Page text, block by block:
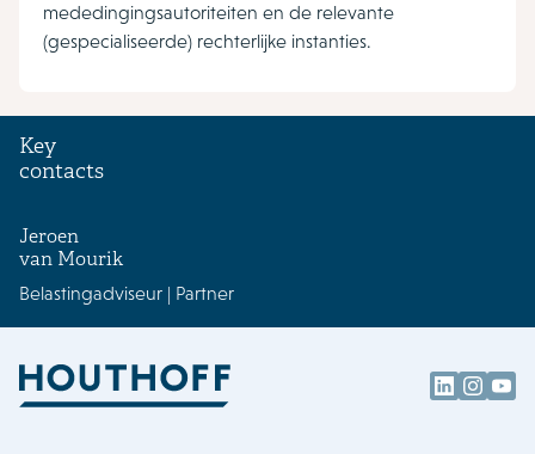
mededingingsautoriteiten en de relevante
(gespecialiseerde) rechterlijke instanties.
Key
contacts
Jeroen
van Mourik
Belastingadviseur | Partner